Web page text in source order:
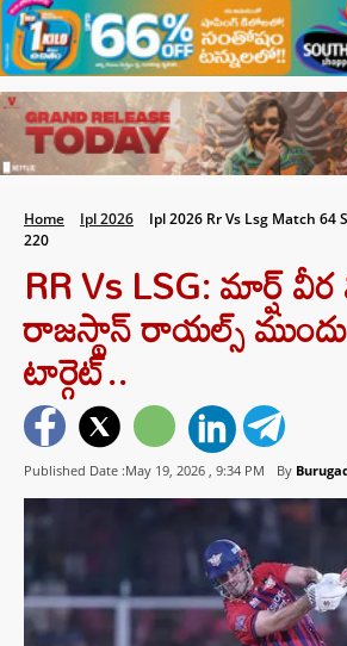
Home Ipl 2026
Ipl 2026 Rr Vs Lsg Match 64
220
RR Vs LSG: మార్ష్
రాజస్థాన్ రాయల్స్
టార్గెట్..
Published Date :May 19, 2026 , 9:34 PM By